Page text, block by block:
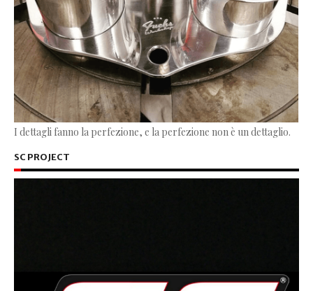
I dettagli fanno la perfezione, e la perfezione non è un dettaglio.
SC PROJECT